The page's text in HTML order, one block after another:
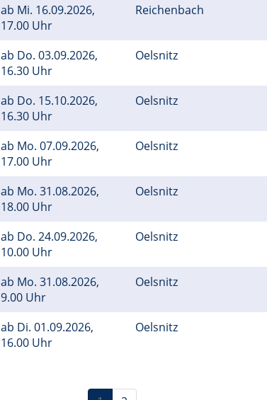
ab Mi. 16.09.2026,
17.00 Uhr
Reichenbach
ab Do. 03.09.2026,
16.30 Uhr
Oelsnitz
ab Do. 15.10.2026,
16.30 Uhr
Oelsnitz
ab Mo. 07.09.2026,
17.00 Uhr
Oelsnitz
ab Mo. 31.08.2026,
18.00 Uhr
Oelsnitz
ab Do. 24.09.2026,
10.00 Uhr
Oelsnitz
ab Mo. 31.08.2026,
9.00 Uhr
Oelsnitz
ab Di. 01.09.2026,
16.00 Uhr
Oelsnitz